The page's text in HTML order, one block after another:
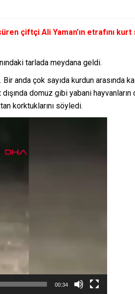
çiftçi Ali Yaman’ın etrafını
tarlada meydana geldi.
Bir anda çok sayıda kurdun arasında
domuz gibi yabani hayvanların
korktuklarını söyledi.
00:34